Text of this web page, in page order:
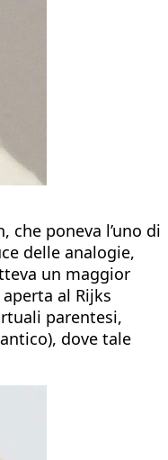
che poneva l’uno di
delle analogie,
un maggior
al Rijks
parentesi,
dove tale